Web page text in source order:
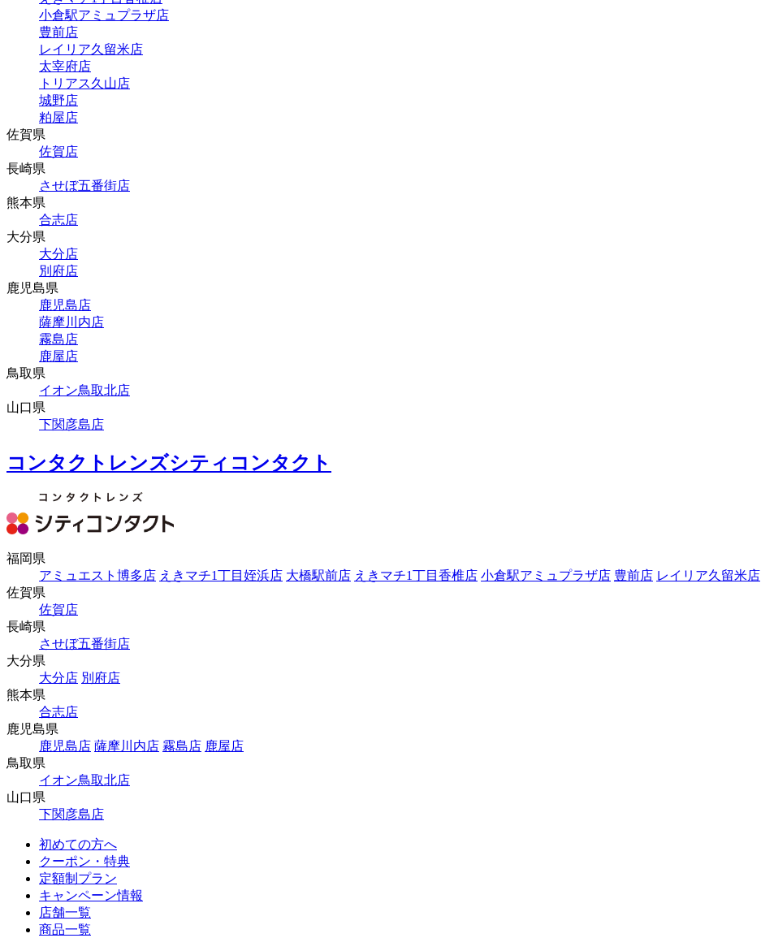
小倉駅アミュプラザ店
豊前店
レイリア久留米店
太宰府店
トリアス久山店
城野店
粕屋店
佐賀県
佐賀店
長崎県
させぼ五番街店
熊本県
合志店
大分県
大分店
別府店
鹿児島県
鹿児島店
薩摩川内店
霧島店
鹿屋店
鳥取県
イオン鳥取北店
山口県
下関彦島店
コンタクトレンズシティコンタクト
福岡県
アミュエスト博多店 えきマチ1丁目姪浜店 大橋駅前店 えきマチ1丁目香椎店 小倉駅アミュプラザ店 豊前店 レイリア久留米店
佐賀県
佐賀店
長崎県
させぼ五番街店
大分県
大分店 別府店
熊本県
合志店
鹿児島県
鹿児島店 薩摩川内店 霧島店 鹿屋店
鳥取県
イオン鳥取北店
山口県
下関彦島店
初めての方へ
クーポン・特典
定額制プラン
キャンペーン情報
店舗一覧
商品一覧